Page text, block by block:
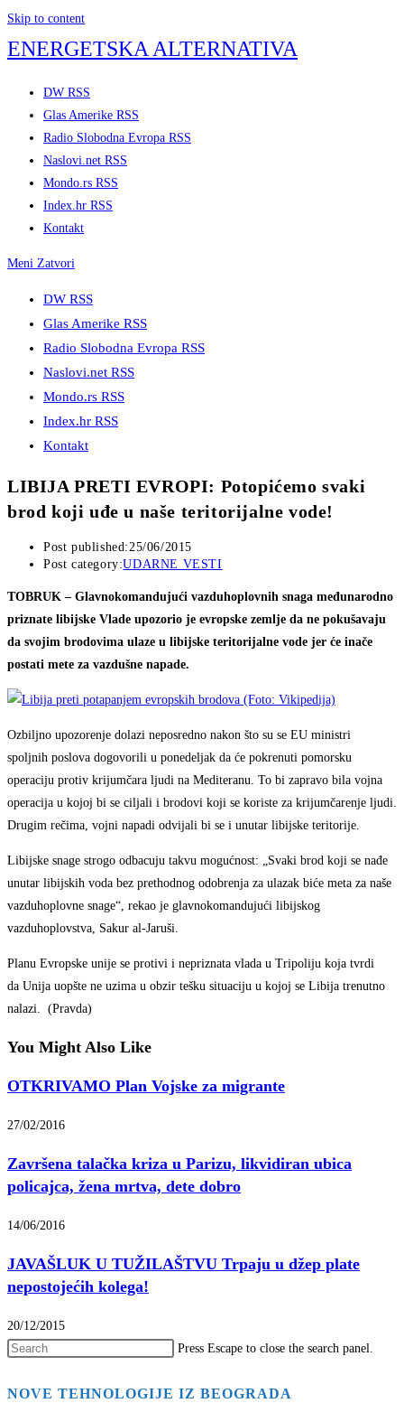
Skip to content
ENERGETSKA ALTERNATIVA
DW RSS
Glas Amerike RSS
Radio Slobodna Evropa RSS
Naslovi.net RSS
Mondo.rs RSS
Index.hr RSS
Kontakt
Meni Zatvori
DW RSS
Glas Amerike RSS
Radio Slobodna Evropa RSS
Naslovi.net RSS
Mondo.rs RSS
Index.hr RSS
Kontakt
LIBIJA PRETI EVROPI: Potopićemo svaki
brod koji uđe u naše teritorijalne vode!
Post published:25/06/2015
Post category:UDARNE VESTI
TOBRUK – Glavnokomandujući vazduhoplovnih snaga međunarodno
priznate libijske Vlade upozorio je evropske zemlje da ne pokušavaju
da svojim brodovima ulaze u libijske teritorijalne vode jer će inače
postati mete za vazdušne napade.
Ozbiljno upozorenje dolazi neposredno nakon što su se EU ministri
spoljnih poslova dogovorili u ponedeljak da će pokrenuti pomorsku
operaciju protiv krijumčara ljudi na Mediteranu. To bi zapravo bila vojna
operacija u kojoj bi se ciljali i brodovi koji se koriste za krijumčarenje ljudi.
Drugim rečima, vojni napadi odvijali bi se i unutar libijske teritorije.
Libijske snage strogo odbacuju takvu mogućnost: „Svaki brod koji se nađe
unutar libijskih voda bez prethodnog odobrenja za ulazak biće meta za naše
vazduhoplovne snage“, rekao je glavnokomandujući libijskog
vazduhoplovstva, Sakur al-Jaruši.
Planu Evropske unije se protivi i nepriznata vlada u Tripoliju koja tvrdi
da Unija uopšte ne uzima u obzir tešku situaciju u kojoj se Libija trenutno
nalazi. (Pravda)
You Might Also Like
OTKRIVAMO Plan Vojske za migrante
27/02/2016
Završena talačka kriza u Parizu, likvidiran ubica
policajca, žena mrtva, dete dobro
14/06/2016
JAVAŠLUK U TUŽILAŠTVU Trpaju u džep plate
nepostojećih kolega!
20/12/2015
Press Escape to close the search panel.
NOVE TEHNOLOGIJE IZ BEOGRADA